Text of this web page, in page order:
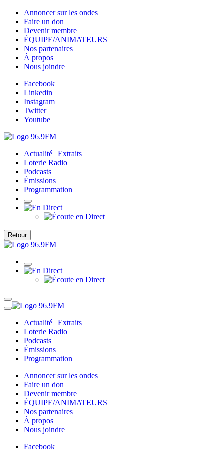
Annoncer sur les ondes
Faire un don
Devenir membre
ÉQUIPE/ANIMATEURS
Nos partenaires
À propos
Nous joindre
Facebook
Linkedin
Instagram
Twitter
Youtube
Actualité | Extraits
Loterie Radio
Podcasts
Émissions
Programmation
Retour
Actualité | Extraits
Loterie Radio
Podcasts
Émissions
Programmation
Annoncer sur les ondes
Faire un don
Devenir membre
ÉQUIPE/ANIMATEURS
Nos partenaires
À propos
Nous joindre
Facebook